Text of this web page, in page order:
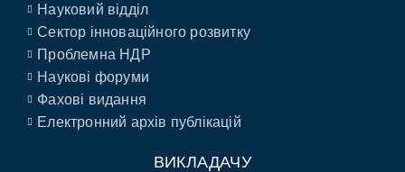
Науковий відділ
Сектор інноваційного розвитку
Проблемна НДР
Наукові форуми
Фахові видання
Електронний архів публікацій
ВИКЛАДАЧУ